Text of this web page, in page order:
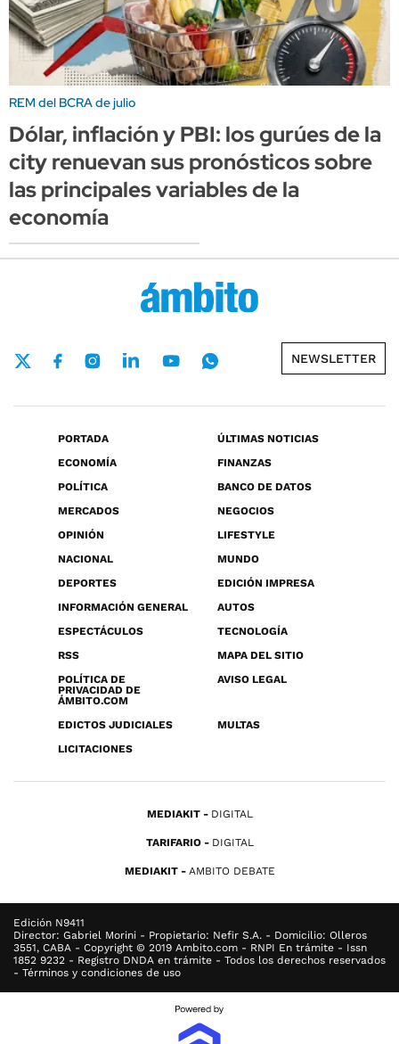
REM del BCRA de julio
Dólar, inflación y PBI: los gurúes de la
city renuevan sus pronósticos sobre
las principales variables de la
economía
NEWSLETTER
PORTADA
ÚLTIMAS NOTICIAS
ECONOMÍA
FINANZAS
POLÍTICA
BANCO DE DATOS
MERCADOS
NEGOCIOS
OPINIÓN
LIFESTYLE
NACIONAL
MUNDO
DEPORTES
EDICIÓN IMPRESA
INFORMACIÓN GENERAL
AUTOS
ESPECTÁCULOS
TECNOLOGÍA
RSS
MAPA DEL SITIO
POLÍTICA DE
PRIVACIDAD DE
ÁMBITO.COM
AVISO LEGAL
EDICTOS JUDICIALES
MULTAS
LICITACIONES
MEDIAKIT DIGITAL
TARIFARIO DIGITAL
MEDIAKIT AMBITO DEBATE
Edición N9411
Director: Gabriel Morini - Propietario: Nefir S.A. - Domicilio: Olleros
3551, CABA - Copyright © 2019 Ambito.com - RNPI En trámite - Issn
1852 9232 - Registro DNDA en trámite - Todos los derechos reservados
- Términos y condiciones de uso